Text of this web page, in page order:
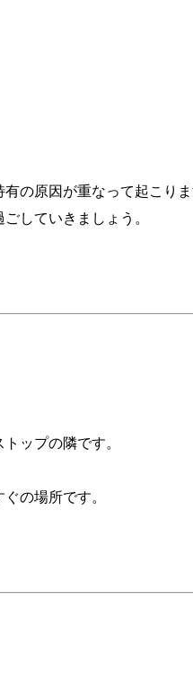
の原因が重なって起こり
していきましょう。
ップの隣です。
の場所です。